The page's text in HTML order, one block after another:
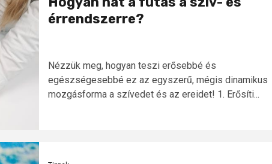
érrendszerre?
Nézzük meg, hogyan teszi erősebbé és
egészségesebbé ez az egyszerű, mégis dinamikus
mozgásforma a szívedet és az ereidet! 1. Erősíti...